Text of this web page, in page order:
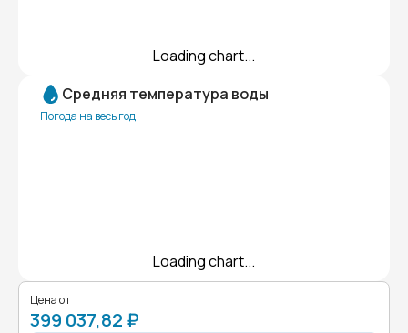
Loading chart...
Средняя температура воды
Погода на весь год
Loading chart...
Цена от
399 037,82 ₽